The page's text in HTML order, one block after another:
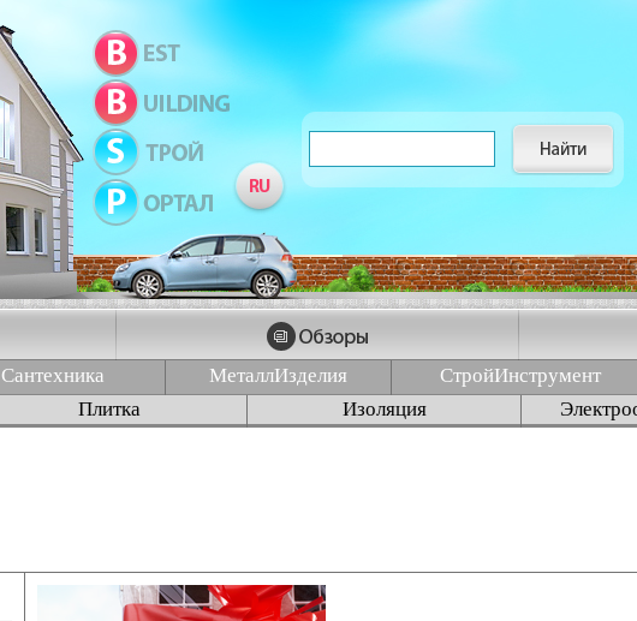
Сантехника МеталлИзделия СтройИнструмент
Плитка Изоляция